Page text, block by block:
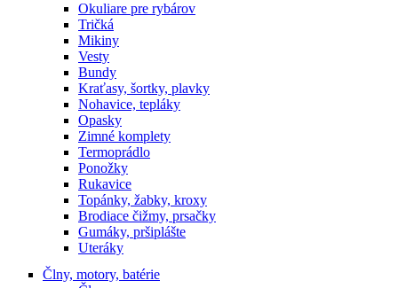
Okuliare pre rybárov
Tričká
Mikiny
Vesty
Bundy
Kraťasy, šortky, plavky
Nohavice, tepláky
Opasky
Zimné komplety
Termoprádlo
Ponožky
Rukavice
Topánky, žabky, kroxy
Brodiace čižmy, prsačky
Gumáky, pršiplášte
Uteráky
Člny, motory, batérie